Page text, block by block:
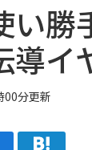
い勝
導イ
00分更新